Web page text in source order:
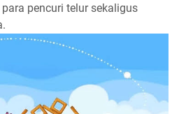
pencuri telur sekaligus